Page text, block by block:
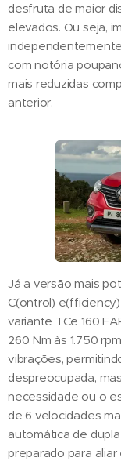
desfruta de maior
elevados. Ou seja,
com notória
mais reduzidas
anterior.
Já a versão mais
C(ontrol)
variante TCe 160
260 Nm às 1.750
vibrações,
despreocupada,
necessidade ou o
de 6 velocidades
automática de
preparado para